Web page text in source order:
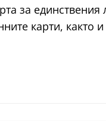
за
карти, както